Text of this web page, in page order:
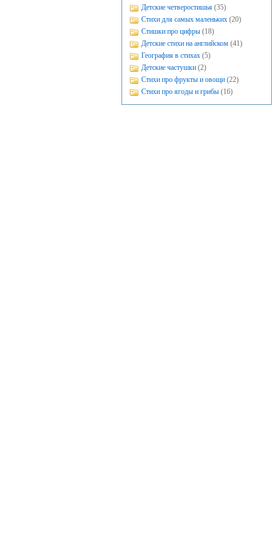
Детские четверостишья (35)
Стихи для самых маленьких (20)
Стишки про цифры (18)
Детские стихи на английском (41)
География в стихах (5)
Детские частушки (2)
Стихи про фрукты и овощи (22)
Стихи про ягоды и грибы (16)